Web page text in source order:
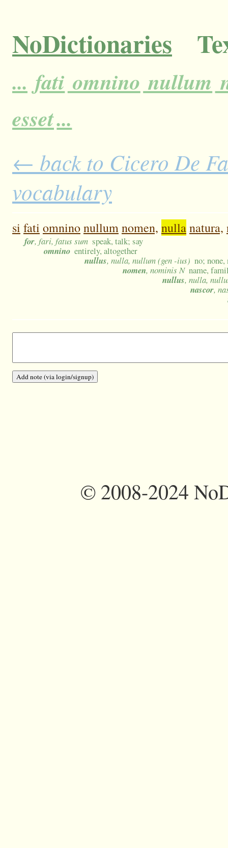
NoDictionaries
... fati omnino nullum
esset...
← back to Cicero De
vocabulary
si fati omninonullumnomen, nullanatura,
for, fari, fatus sum speak, talk; say
omnino entirely, altogether
nullus, nulla, nullum (gen -ius) no; none,
nomen, nominis N name,
nullus, nulla,
nascor,
©2008-2024